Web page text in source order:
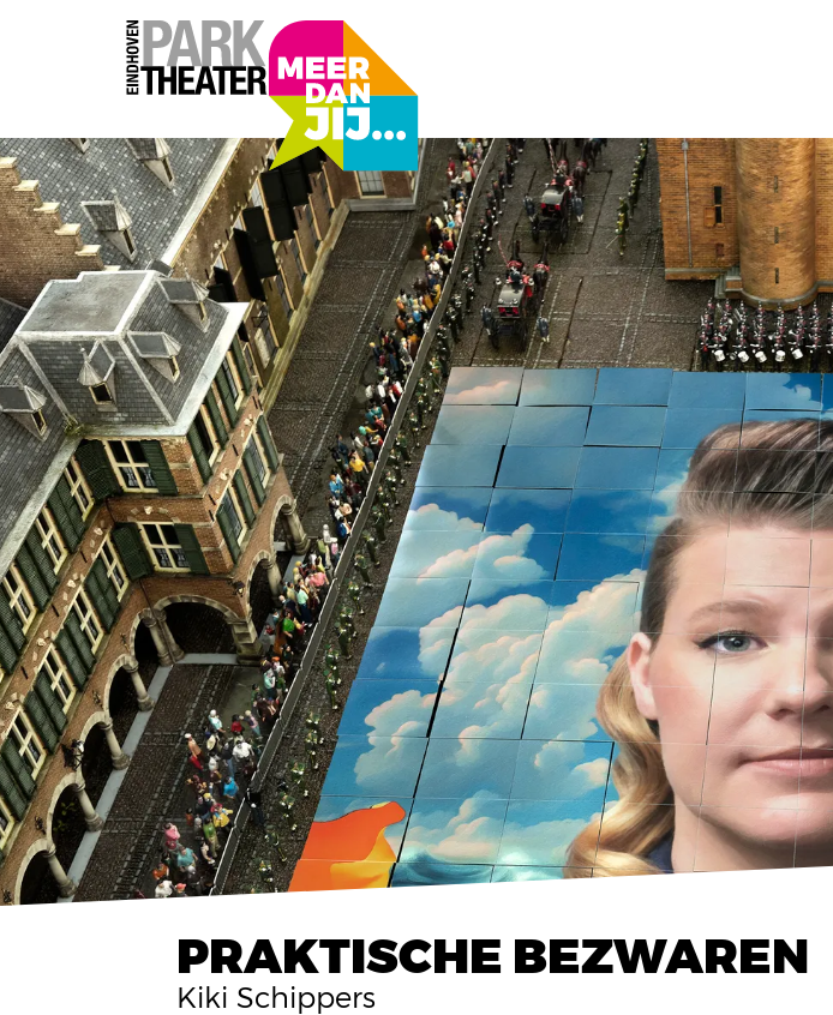
PRAKTISCHE BEZWAREN
Kiki Schippers
Inzoomen